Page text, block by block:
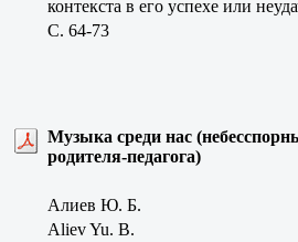
контекста в его успехе или
C. 64-73
Музыка среди нас
родителя-педагога)
Алиев Ю. Б.
Aliev Yu. B.